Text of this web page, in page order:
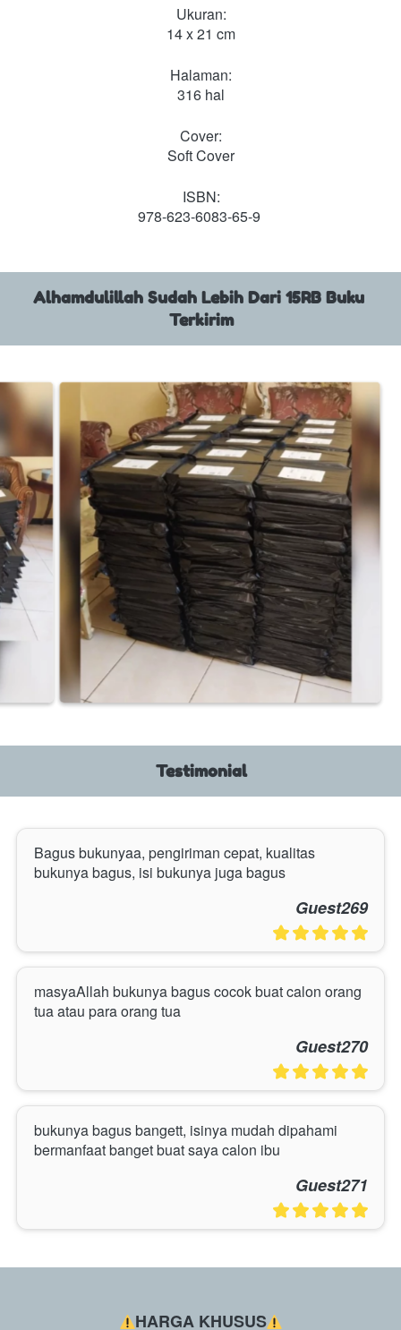
Ukuran:
14 x 21 cm
Halaman:
316 hal
Cover:
Soft Cover
ISBN:
978-623-6083-65-9
Alhamdulillah Sudah Lebih Dari 15RB Buku
Terkirim
Testimonial
Bagus bukunyaa, pengiriman cepat, kualitas
bukunya bagus, isi bukunya juga bagus
Guest269
masyaAllah bukunya bagus cocok buat calon orang
tua atau para orang tua
Guest270
bukunya bagus bangett, isinya mudah dipahami
bermanfaat banget buat saya calon ibu
Guest271
HARGA KHUSUS